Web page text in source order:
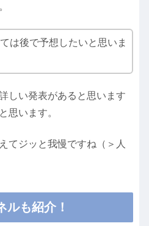
は後で予想したいと思いま
しい発表があると思います
思います。
てジッと我慢ですね（＞人
ルも紹介！